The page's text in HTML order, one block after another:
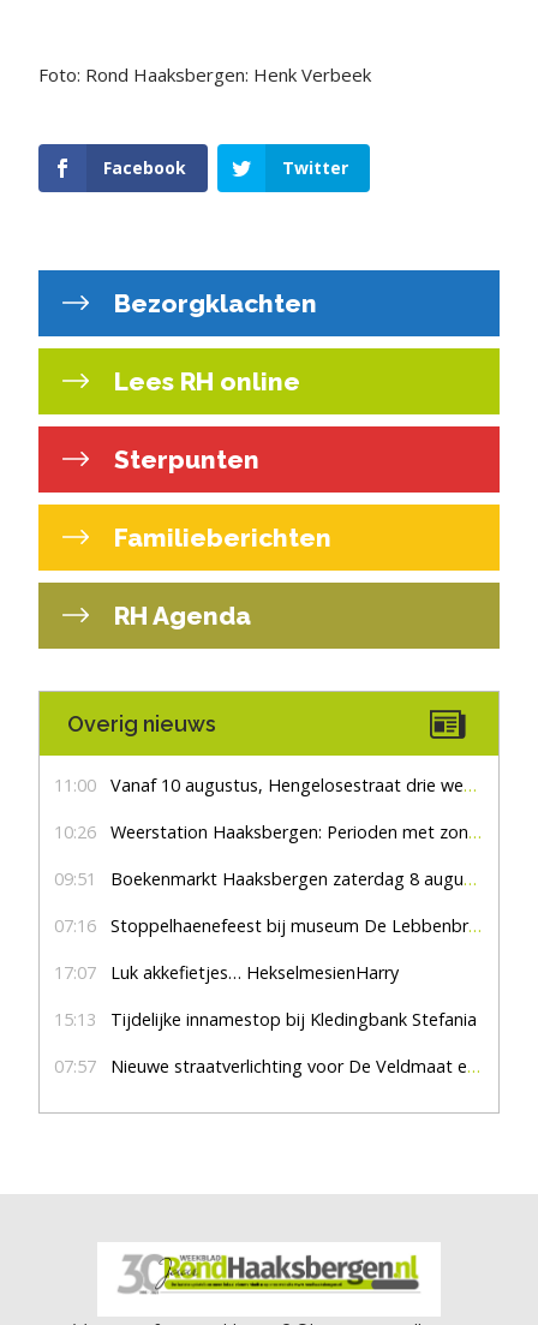
Foto: Rond Haaksbergen: Henk Verbeek
Facebook Twitter
Bezorgklachten
Lees RH online
Sterpunten
Familieberichten
RH Agenda
Overig nieuws
11:00 Vanaf 10 augustus, Hengelosestraat drie weken dicht voor doorgaand verkeer
10:26 Weerstation Haaksbergen: Perioden met zon en droog
09:51 Boekenmarkt Haaksbergen zaterdag 8 augustus, marktplein Haaksbergen
07:16 Stoppelhaenefeest bij museum De Lebbenbrugge
17:07 Luk akkefietjes… HekselmesienHarry
15:13 Tijdelijke innamestop bij Kledingbank Stefania
07:57 Nieuwe straatverlichting voor De Veldmaat en De Pas